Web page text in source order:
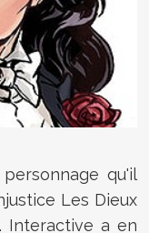
qu'il
Les Dieux
Interactive a en